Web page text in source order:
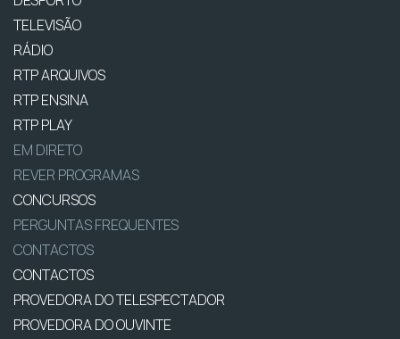
TELEVISÃO
RÁDIO
RTP ARQUIVOS
RTP ENSINA
RTP PLAY
EM DIRETO
REVER PROGRAMAS
CONCURSOS
PERGUNTAS FREQUENTES
CONTACTOS
CONTACTOS
PROVEDORA DO TELESPECTADOR
PROVEDORA DO OUVINTE